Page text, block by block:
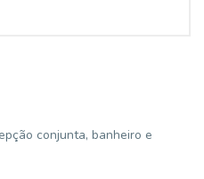
conjunta, banheiro e